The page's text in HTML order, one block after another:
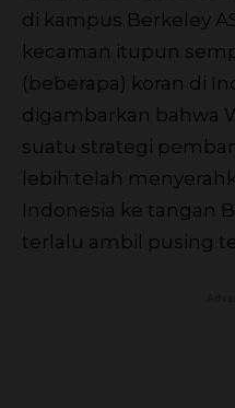
di kampus Berkeley
kecaman itupun
(beberapa) koran di
digambarkan bahwa
suatu strategi
lebih telah
Indonesia ke tangan
terlalu ambil pusing